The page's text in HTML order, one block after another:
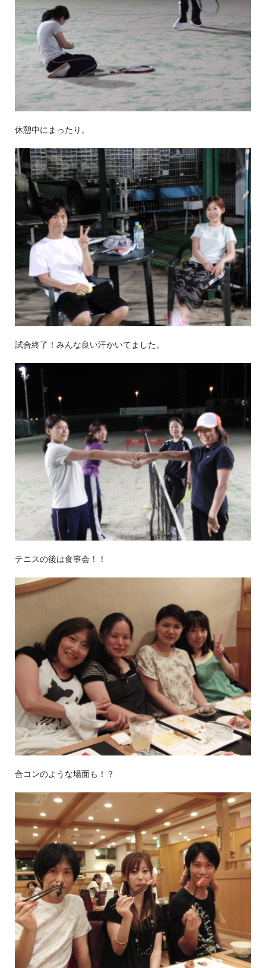
休憩中にまったり。
試合終了！みんな良い汗かいてました。
テニスの後は食事会！！
合コンのような場面も！？